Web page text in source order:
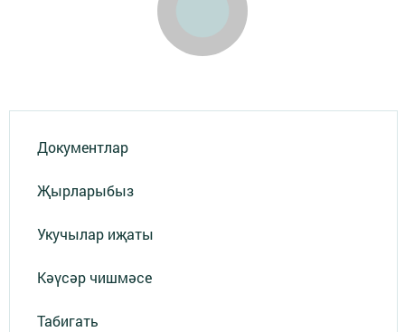
Документлар
Җырларыбыз
Укучылар иҗаты
Кәүсәр чишмәсе
Табигать